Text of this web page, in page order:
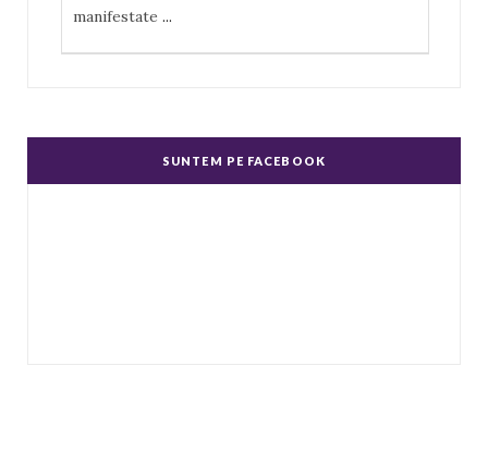
manifestate ...
dispreţ manifestate de bărbaţi faţă de femei în
SUNTEM PE FACEBOOK